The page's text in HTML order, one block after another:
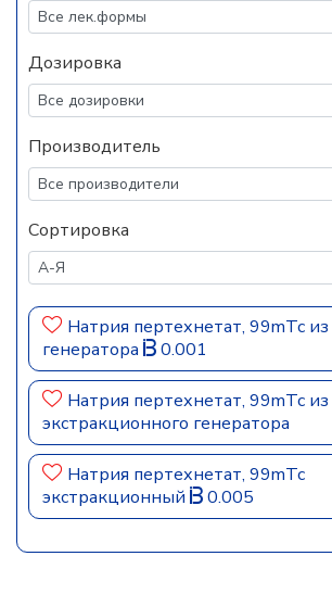
Дозировка
Производитель
Сортировка
Натрия пертехнетат, 99mTc из
генератора
0.001
Натрия пертехнетат, 99mТс из
экстракционного генератора
Натрия пертехнетат, 99mТс
экстракционный
0.005